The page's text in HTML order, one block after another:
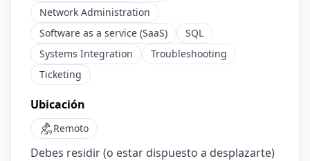
Network Administration
Software as a service (SaaS)
SQL
Systems Integration
Troubleshooting
Ticketing
Ubicación
Remoto
Debes residir (o estar dispuesto a desplazarte)